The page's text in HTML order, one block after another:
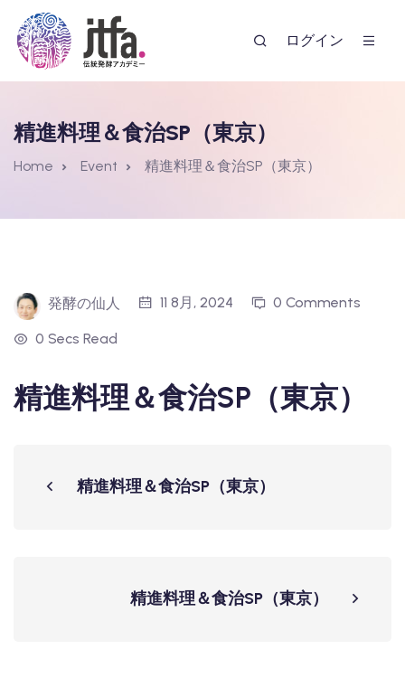
ログイン
精進料理＆食治SP（東京）
Home Event 精進料理＆食治SP（東京）
発酵の仙人 11 8月, 2024 0 Comments
0 Secs Read
精進料理＆食治SP（東京）
精進料理＆食治SP（東京）
精進料理＆食治SP（東京）